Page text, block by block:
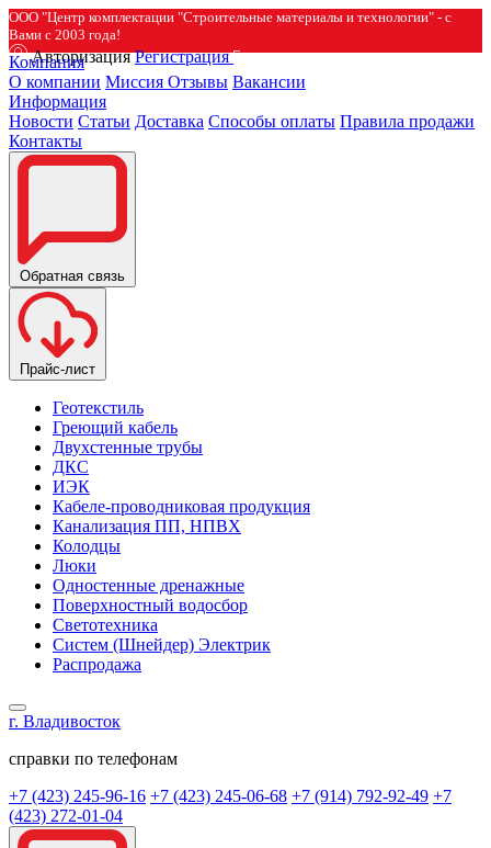
ООО "Центр комплектации "Строительные материалы и технологии" - с
Вами с 2003 года!
Авторизация Регистрация
Компания
О компании Миссия Отзывы Вакансии
Информация
Новости Статьи Доставка Способы оплаты Правила продажи
Контакты
Обратная связь
Прайс-лист
Геотекстиль
Греющий кабель
Двухстенные трубы
ДКС
ИЭК
Кабеле-проводниковая продукция
Канализация ПП, НПВХ
Колодцы
Люки
Одностенные дренажные
Поверхностный водосбор
Светотехника
Систем (Шнейдер) Электрик
Распродажа
г. Владивосток
справки по телефонам
+7 (423) 245-96-16 +7 (423) 245-06-68 +7 (914) 792-92-49 +7
(423) 272-01-04